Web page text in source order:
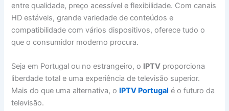
entre qualidade, preço acessível e flexibilidade. Com canais
HD estáveis, grande variedade de conteúdos e
compatibilidade com vários dispositivos, oferece tudo o
que o consumidor moderno procura.
Seja em Portugal ou no estrangeiro, o IPTV proporciona
liberdade total e uma experiência de televisão superior.
Mais do que uma alternativa, o IPTV Portugal é o futuro da
televisão.